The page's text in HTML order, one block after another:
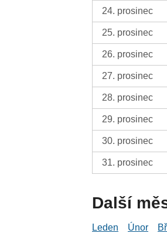
24. prosinec
25. prosinec
26. prosinec
27. prosinec
28. prosinec
29. prosinec
30. prosinec
31. prosinec
Další
Leden Únor